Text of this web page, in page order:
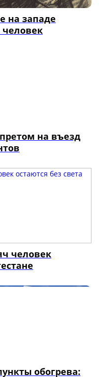
на западе
человек
на въезд
человек
обогрева: